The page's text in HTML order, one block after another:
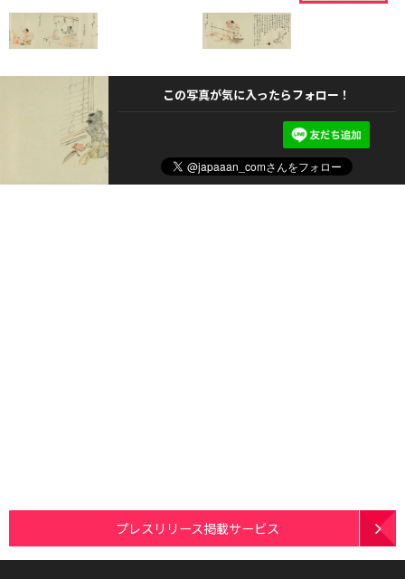
この写真が気に入ったらフォロー！
プレスリリース掲載サービス